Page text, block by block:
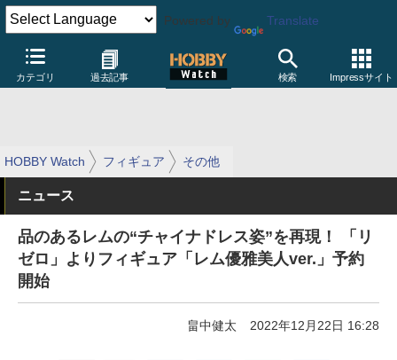
Powered by Translate
カテゴリ 過去記事 検索 Impressサイト
HOBBY Watch フィギュア その他
ニュース
品のあるレムの“チャイナドレス姿”を再現！ 「リ
ゼロ」よりフィギュア「レム優雅美人ver.」予約
開始
畠中健太 2022年12月22日 16:28